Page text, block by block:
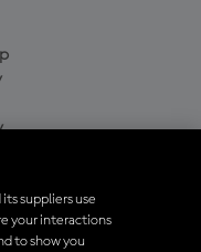
MotoGP™
suppliers use
your interactions
to show you